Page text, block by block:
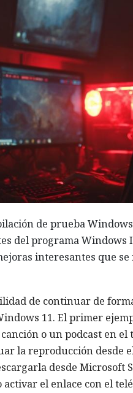
de prueba
del programa Windows
interesantes que
de continuar de
11. El primer
o un podcast en el
la reproducción desde
desde Microsoft
el enlace con el